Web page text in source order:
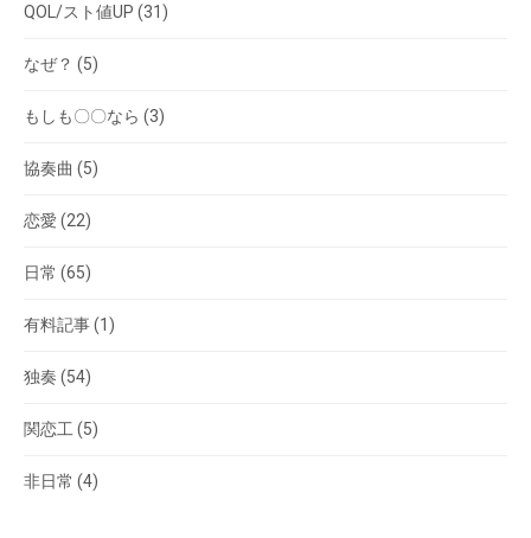
QOL/スト値UP (31)
なぜ？ (5)
もしも〇〇なら (3)
協奏曲 (5)
恋愛 (22)
日常 (65)
有料記事(1)
独奏 (54)
関恋工 (5)
非日常 (4)